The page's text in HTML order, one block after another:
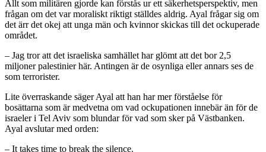
Allt som militären gjorde kan förstås ur ett säkerhetsperspektiv, men
frågan om det var moraliskt riktigt ställdes aldrig. Ayal frågar sig om
det ärr det okej att unga män och kvinnor skickas till det ockuperade
området.
– Jag tror att det israeliska samhället har glömt att det bor 2,5
miljoner palestinier här. Antingen är de osynliga eller annars ses de
som terrorister.
Lite överraskande säger Ayal att han har mer förståelse för
bosättarna som är medvetna om vad ockupationen innebär än för de
israeler i Tel Aviv som blundar för vad som sker på Västbanken.
Ayal avslutar med orden:
– It takes time to break the silence.